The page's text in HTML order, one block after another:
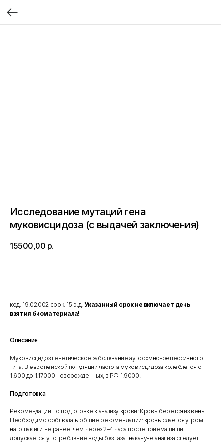
Исследование мутаций гена
муковисцидоза (с выдачей заключения)
15500,00 р.
код: 19.02.002 срок: 15 р.д. Указанный срок не включает день
взятия биоматериала!
Описание
Муковисцидоз генетическое заболевание аутосомно-рецессивного
типа. В европейской популяции частота муковисцидоза колеблется от
1:600 до 1:17000 новорожденных, в РФ 1:9000.
Подготовка
Рекомендации по подготовке к анализу крови: Кровь берется из вены.
Необходимо соблюдать общие рекомендации: кровь сдается утром
натощак или не ранее, чем через 2–4 часа после приема пищи;
допускается употребление воды без газа; накануне анализа следует